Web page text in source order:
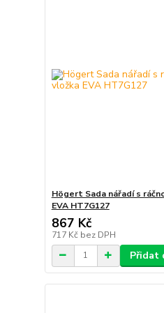
Högert Sada nářadí s
EVA HT7G127
867 Kč
717 Kč bez DPH
Přidat